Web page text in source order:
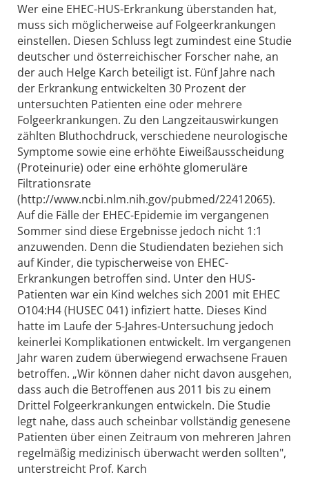
Wer eine EHEC-HUS-Erkrankung überstanden hat,
muss sich möglicherweise auf Folgeerkrankungen
einstellen. Diesen Schluss legt zumindest eine Studie
deutscher und österreichischer Forscher nahe, an
der auch Helge Karch beteiligt ist. Fünf Jahre nach
der Erkrankung entwickelten 30 Prozent der
untersuchten Patienten eine oder mehrere
Folgeerkrankungen. Zu den Langzeitauswirkungen
zählten Bluthochdruck, verschiedene neurologische
Symptome sowie eine erhöhte Eiweißausscheidung
(Proteinurie) oder eine erhöhte glomeruläre
Filtrationsrate
(http://www.ncbi.nlm.nih.gov/pubmed/22412065).
Auf die Fälle der EHEC-Epidemie im vergangenen
Sommer sind diese Ergebnisse jedoch nicht 1:1
anzuwenden. Denn die Studiendaten beziehen sich
auf Kinder, die typischerweise von EHEC-
Erkrankungen betroffen sind. Unter den HUS-
Patienten war ein Kind welches sich 2001 mit EHEC
O104:H4 (HUSEC 041) infiziert hatte. Dieses Kind
hatte im Laufe der 5-Jahres-Untersuchung jedoch
keinerlei Komplikationen entwickelt. Im vergangenen
Jahr waren zudem überwiegend erwachsene Frauen
betroffen. „Wir können daher nicht davon ausgehen,
dass auch die Betroffenen aus 2011 bis zu einem
Drittel Folgeerkrankungen entwickeln. Die Studie
legt nahe, dass auch scheinbar vollständig genesene
Patienten über einen Zeitraum von mehreren Jahren
regelmäßig medizinisch überwacht werden sollten",
unterstreicht Prof. Karch